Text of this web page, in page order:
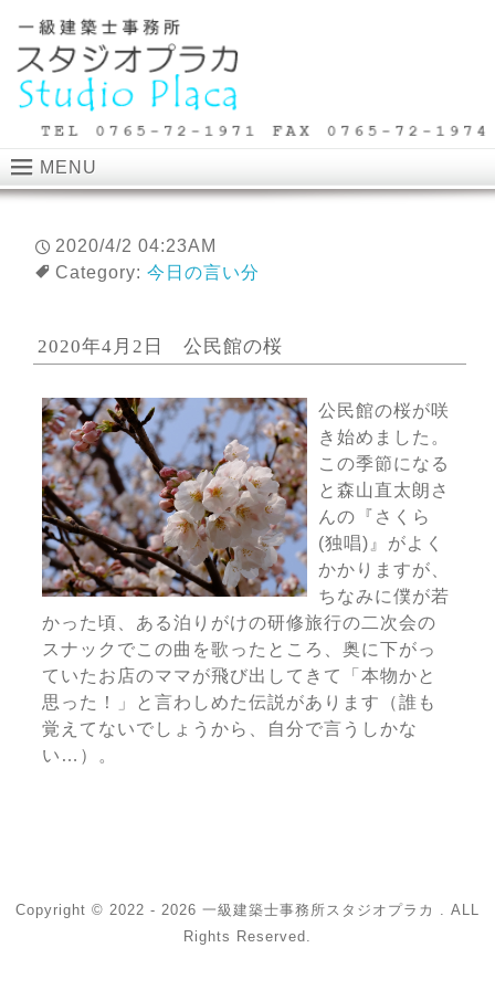
MENU
2020/4/2 04:23AM
Category: 今日の言い分
2020年4月2日 公民館の桜
公民館の桜が咲
き始めました。
この季節になる
と森山直太朗さ
んの『さくら
(独唱)』がよく
かかりますが、
ちなみに僕が若
かった頃、ある泊りがけの研修旅行の二次会の
スナックでこの曲を歌ったところ、奥に下がっ
ていたお店のママが飛び出してきて「本物かと
思った！」と言わしめた伝説があります（誰も
覚えてないでしょうから、自分で言うしかな
い…）。
Copyright © 2022 - 2026 一級建築士事務所スタジオプラカ . ALL
Rights Reserved.